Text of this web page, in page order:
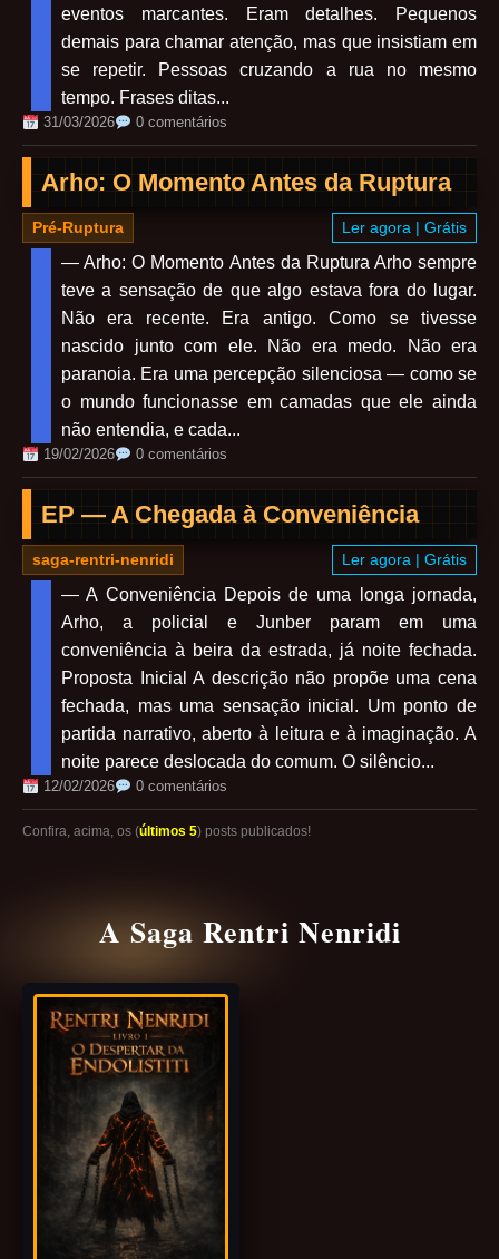
eventos marcantes. Eram detalhes. Pequenos
demais para chamar atenção, mas que insistiam em
se repetir. Pessoas cruzando a rua no mesmo
tempo. Frases ditas...
31/03/2026 0 comentários
Arho: O Momento Antes da Ruptura
Pré-Ruptura Ler agora | Grátis
— Arho: O Momento Antes da Ruptura Arho sempre
teve a sensação de que algo estava fora do lugar.
Não era recente. Era antigo. Como se tivesse
nascido junto com ele. Não era medo. Não era
paranoia. Era uma percepção silenciosa — como se
o mundo funcionasse em camadas que ele ainda
não entendia, e cada...
19/02/2026 0 comentários
EP — A Chegada à Conveniência
saga-rentri-nenridi Ler agora | Grátis
— A Conveniência Depois de uma longa jornada,
Arho, a policial e Junber param em uma
conveniência à beira da estrada, já noite fechada.
Proposta Inicial A descrição não propõe uma cena
fechada, mas uma sensação inicial. Um ponto de
partida narrativo, aberto à leitura e à imaginação. A
noite parece deslocada do comum. O silêncio...
12/02/2026 0 comentários
Confira, acima, os (últimos 5) posts publicados!
A Saga Rentri Nenridi